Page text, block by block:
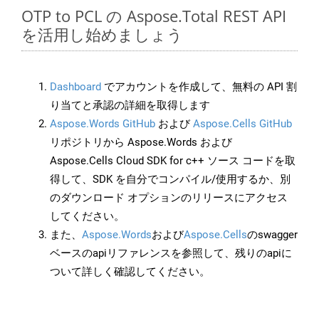
OTP to PCL の Aspose.Total REST API
を活用し始めましょう
Dashboard でアカウントを作成して、無料の API 割
り当てと承認の詳細を取得します
Aspose.Words GitHub およびAspose.Cells GitHub
リポジトリから Aspose.Words および
Aspose.Cells Cloud SDK for c++ ソース コードを取
得して、SDK を自分でコンパイル/使用するか、別
のダウンロード オプションのリリースにアクセス
してください。
また、 Aspose.WordsおよびAspose.Cellsのswagger
ベースのapiリファレンスを参照して、残りのapiに
ついて詳しく確認してください。